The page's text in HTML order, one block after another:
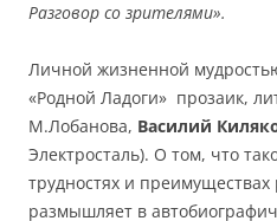
Разговор со зрителями».
Личной жизненной
«Родной Ладоги» прозаик,
М.Лобанова, Василий
Электросталь). О том, что
трудностях и преимуществах
размышляет в